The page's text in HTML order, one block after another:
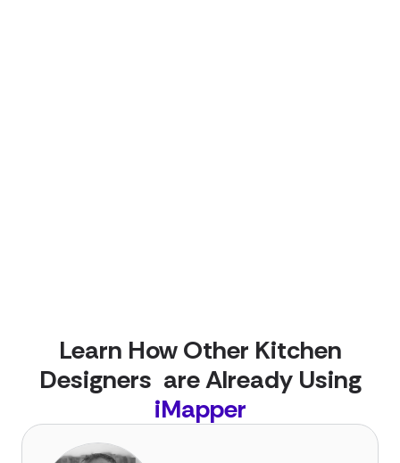
Learn How Other Kitchen
Designers are Already Using
iMapper